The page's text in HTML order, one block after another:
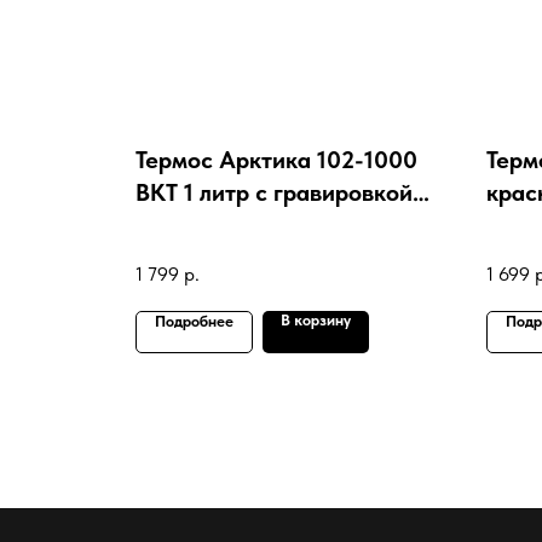
Термос Арктика 102-1000
BKT 1 литр с гравировкой
1 799 р.
Подробнее В корзину
1 699